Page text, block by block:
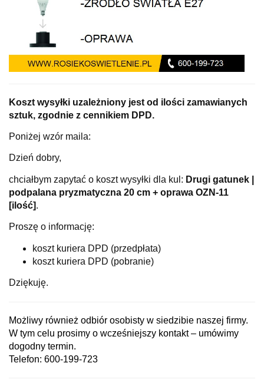
Koszt wysyłki uzależniony jest od ilości zamawianych
sztuk, zgodnie z cennikiem DPD.
Poniżej wzór maila:
Dzień dobry,
chciałbym zapytać o koszt wysyłki dla kul: Drugi gatunek |
podpalana pryzmatyczna 20 cm + oprawa OZN-11
[ilość].
Proszę o informację:
koszt kuriera DPD (przedpłata)
koszt kuriera DPD (pobranie)
Dziękuję.
Możliwy również odbiór osobisty w siedzibie naszej firmy.
W tym celu prosimy o wcześniejszy kontakt – umówimy
dogodny termin.
Telefon: 600-199-723